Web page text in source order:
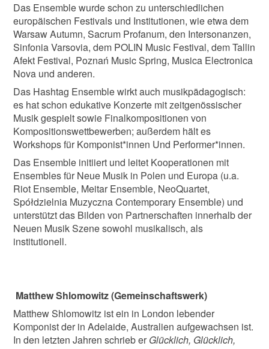
Das Ensemble wurde schon zu unterschiedlichen
europäischen Festivals und Institutionen, wie etwa dem
Warsaw Autumn, Sacrum Profanum, den Intersonanzen,
Sinfonia Varsovia, dem POLIN Music Festival, dem Tallin
Afekt Festival, Poznań Music Spring, Musica Electronica
Nova und anderen.
Das Hashtag Ensemble wirkt auch musikpädagogisch:
es hat schon edukative Konzerte mit zeitgenössischer
Musik gespielt sowie Finalkompositionen von
Kompositionswettbewerben; außerdem hält es
Workshops für Komponist*innen Und Performer*innen.
Das Ensemble initiiert und leitet Kooperationen mit
Ensembles für Neue Musik in Polen und Europa (u.a.
Riot Ensemble, Meitar Ensemble, NeoQuartet,
Spółdzielnia Muzyczna Contemporary Ensemble) und
unterstützt das Bilden von Partnerschaften innerhalb der
Neuen Musik Szene sowohl musikalisch, als
institutionell.
Matthew Shlomowitz (Gemeinschaftswerk)
Matthew Shlomowitz ist ein in London lebender
Komponist der in Adelaide, Australien aufgewachsen ist.
In den letzten Jahren schrieb er Glücklich, Glücklich,